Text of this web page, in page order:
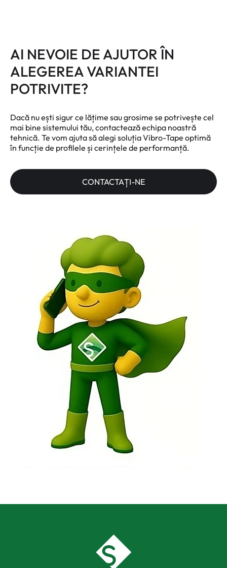
AI NEVOIE DE AJUTOR ÎN
ALEGEREA VARIANTEI
POTRIVITE?
Dacă nu ești sigur ce lățime sau grosime se potrivește cel
mai bine sistemului tău, contactează echipa noastră
tehnică. Te vom ajuta să alegi soluția Vibro-Tape optimă
în funcție de profilele și cerințele de performanță.
CONTACTAȚI-NE